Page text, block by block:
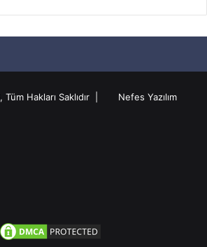
Hakları Saklıdır | Nefes Yazılım